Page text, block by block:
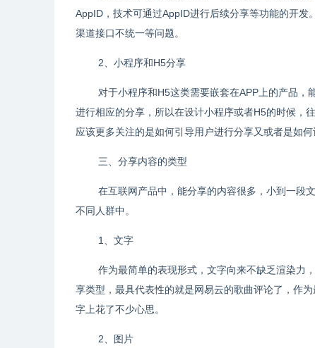
AppID，技术可通过AppID进行后续分享等功能的开
渠道接口不统一等问题。
2、小程序和H5分享
对于小程序和H5这类需要嵌套在APP上的产品
进行相应的分享，所以在设计小程序或者H5的时候，
应该更多关注的是如何引导用户进行分享又或者是如何
三、分享内容的类型
在互联网产品中，能分享的内容很多，小到一段
不同人群中。
1、文字
作为最简单的表现形式，文字向来不缺乏渲染力
享类型，最具代表性的就是网易云的歌曲评论了，作
字上花了不少心思。
2、图片